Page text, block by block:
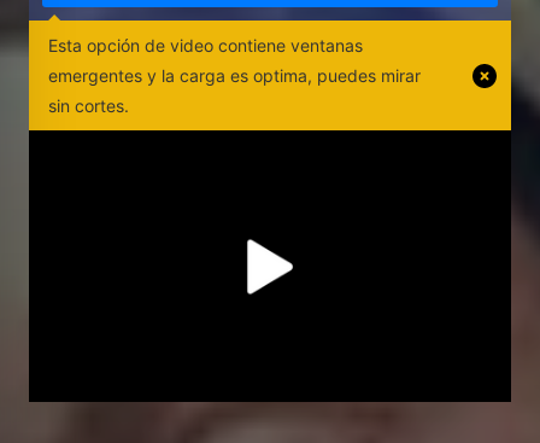
Esta opción de video contiene ventanas
emergentes y la carga es optima, puedes mirar
sin cortes.